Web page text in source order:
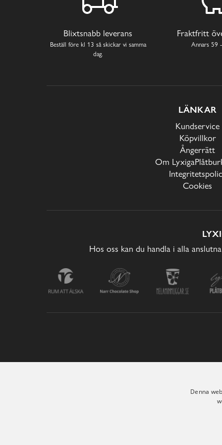
Blixtsnabb leverans
Beställ före kl 13 så skickar vi samma
dag.
Fraktfritt
Annars 59
LÄNKAR
Kundservice
Köpvillkor
Ångerrätt
Om
Cookies
Hos oss kan du handla i alla
Denna